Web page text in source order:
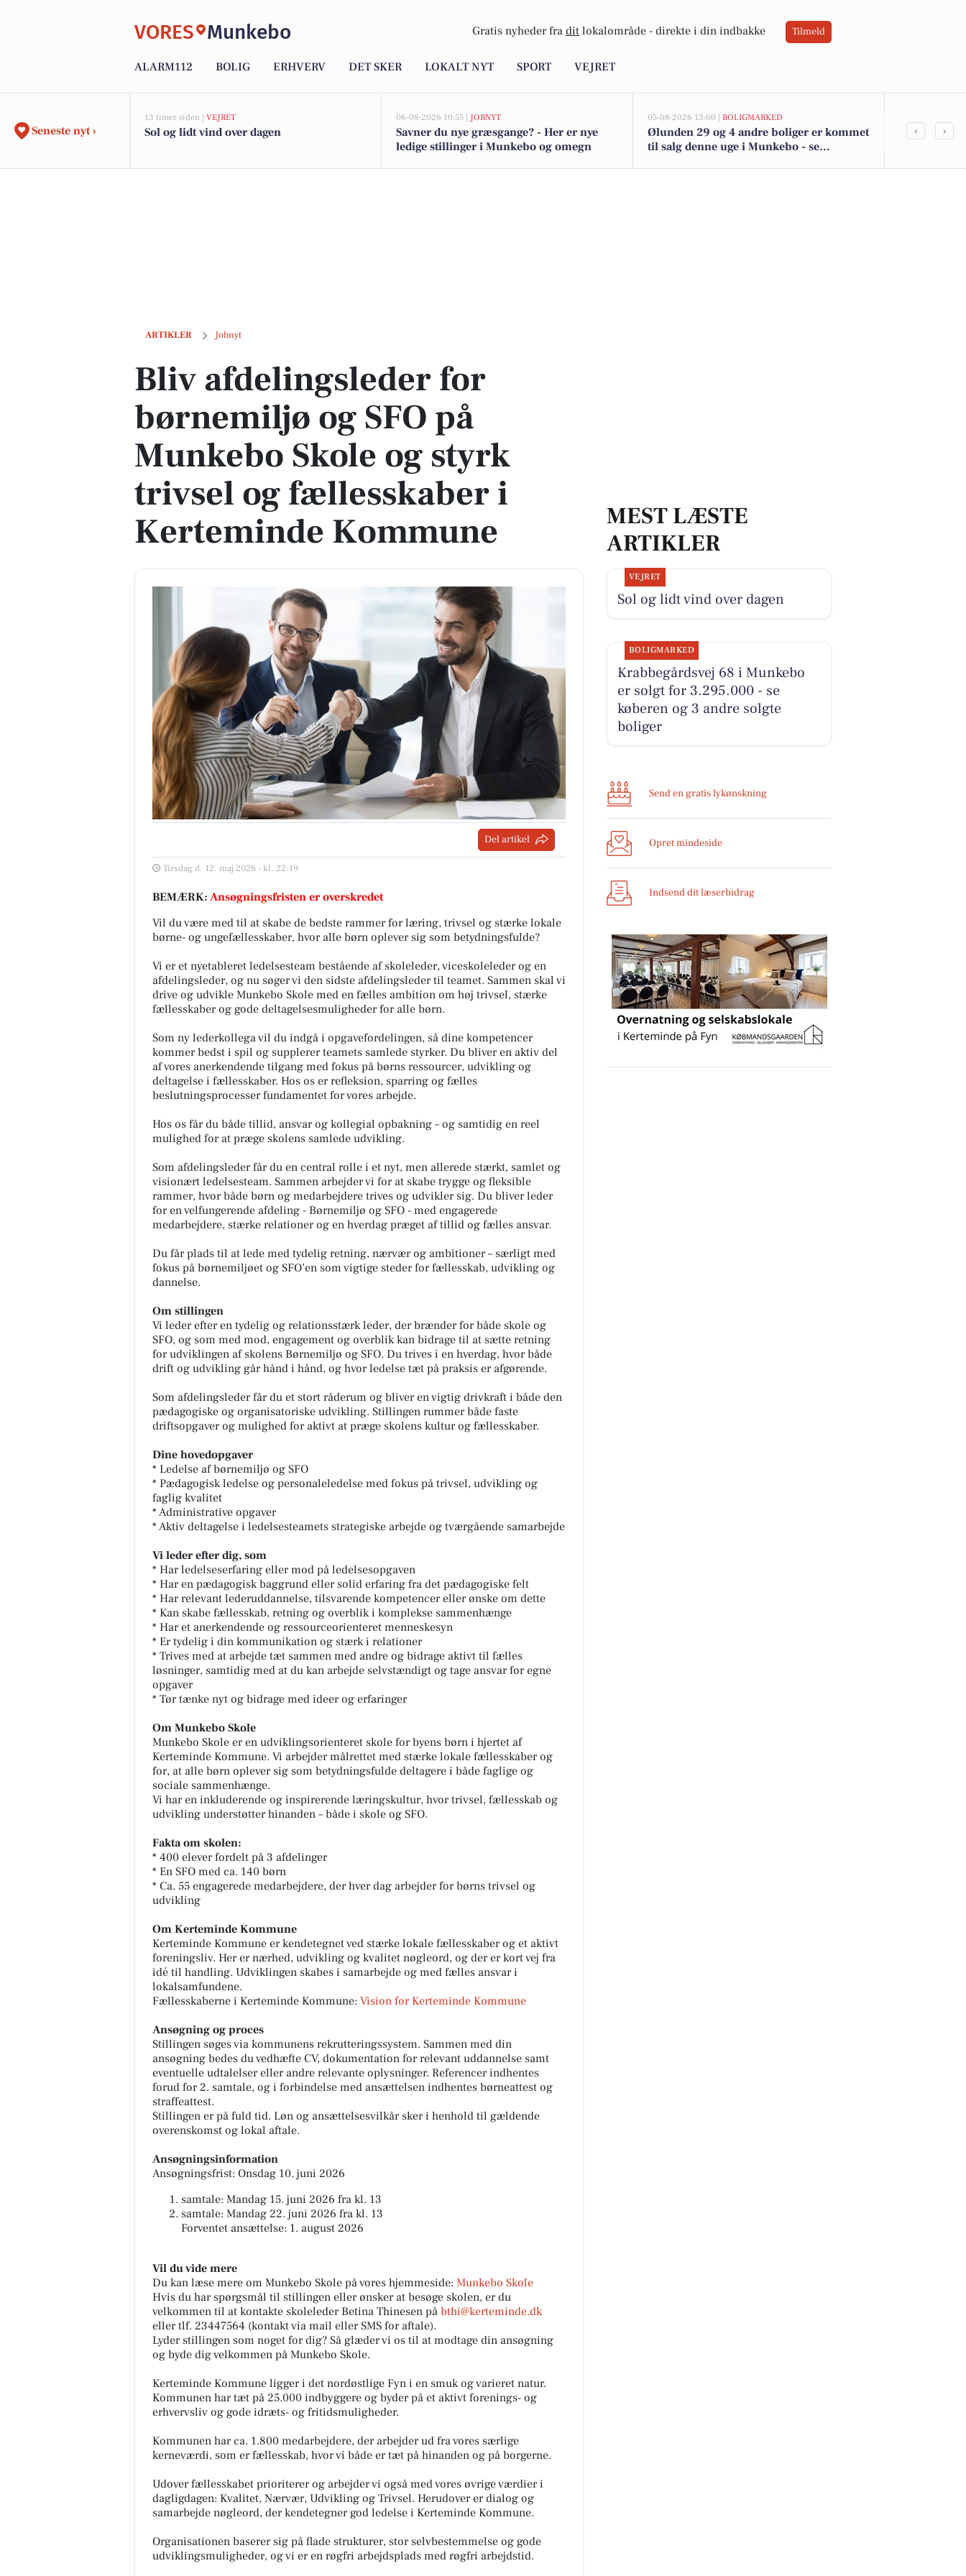
VORES Munkebo Gratis nyheder fra dit lokalområde - direkte i din indbakke Tilmeld
ALARM112 BOLIG ERHVERV DET SKER LOKALT NYT SPORT VEJRET
Seneste nyt ›
13 timer siden | VEJRET
Sol og lidt vind over dagen
06-08-2026 10:55 | JOBNYT
Savner du nye græsgange? - Her er nye
ledige stillinger i Munkebo og omegn
05-08-2026 13:00 | BOLIGMARKED
Ølunden 29 og 4 andre boliger er kommet
til salg denne uge i Munkebo - se
Top 6 over
‹ ›
ARTIKLER Jobnyt
Bliv afdelingsleder for børnemiljø og SFO på Munkebo Skole og styrk trivsel og fællesskaber i Kerteminde Kommune
Bliv afdelingsleder for
børnemiljø og SFO på
Munkebo Skole og styrk
trivsel og fællesskaber i
Kerteminde Kommune
Del artikel
Tirsdag d. 12. maj 2026 - kl. 22:19
BEMÆRK: Ansøgningsfristen er overskredet
Vil du være med til at skabe de bedste rammer for læring, trivsel og stærke lokale
børne- og ungefællesskaber, hvor alle børn oplever sig som betydningsfulde?
Vi er et nyetableret ledelsesteam bestående af skoleleder, viceskoleleder og en
afdelingsleder, og nu søger vi den sidste afdelingsleder til teamet. Sammen skal vi
drive og udvikle Munkebo Skole med en fælles ambition om høj trivsel, stærke
fællesskaber og gode deltagelsesmuligheder for alle børn.
Som ny lederkollega vil du indgå i opgavefordelingen, så dine kompetencer
kommer bedst i spil og supplerer teamets samlede styrker. Du bliver en aktiv del
af vores anerkendende tilgang med fokus på børns ressourcer, udvikling og
deltagelse i fællesskaber. Hos os er refleksion, sparring og fælles
beslutningsprocesser fundamentet for vores arbejde.
Hos os får du både tillid, ansvar og kollegial opbakning – og samtidig en reel
mulighed for at præge skolens samlede udvikling.
Som afdelingsleder får du en central rolle i et nyt, men allerede stærkt, samlet og
visionært ledelsesteam. Sammen arbejder vi for at skabe trygge og fleksible
rammer, hvor både børn og medarbejdere trives og udvikler sig. Du bliver leder
for en velfungerende afdeling - Børnemiljø og SFO - med engagerede
medarbejdere, stærke relationer og en hverdag præget af tillid og fælles ansvar.
Du får plads til at lede med tydelig retning, nærvær og ambitioner – særligt med
fokus på børnemiljøet og SFO’en som vigtige steder for fællesskab, udvikling og
dannelse.
Om stillingen
Vi leder efter en tydelig og relationsstærk leder, der brænder for både skole og
SFO, og som med mod, engagement og overblik kan bidrage til at sætte retning
for udviklingen af skolens Børnemiljø og SFO. Du trives i en hverdag, hvor både
drift og udvikling går hånd i hånd, og hvor ledelse tæt på praksis er afgørende.
Som afdelingsleder får du et stort råderum og bliver en vigtig drivkraft i både den
pædagogiske og organisatoriske udvikling. Stillingen rummer både faste
driftsopgaver og mulighed for aktivt at præge skolens kultur og fællesskaber.
Dine hovedopgaver
* Ledelse af børnemiljø og SFO
* Pædagogisk ledelse og personaleledelse med fokus på trivsel, udvikling og
faglig kvalitet
* Administrative opgaver
* Aktiv deltagelse i ledelsesteamets strategiske arbejde og tværgående samarbejde
Vi leder efter dig, som
* Har ledelseserfaring eller mod på ledelsesopgaven
* Har en pædagogisk baggrund eller solid erfaring fra det pædagogiske felt
* Har relevant lederuddannelse, tilsvarende kompetencer eller ønske om dette
* Kan skabe fællesskab, retning og overblik i komplekse sammenhænge
* Har et anerkendende og ressourceorienteret menneskesyn
* Er tydelig i din kommunikation og stærk i relationer
* Trives med at arbejde tæt sammen med andre og bidrage aktivt til fælles
løsninger, samtidig med at du kan arbejde selvstændigt og tage ansvar for egne
opgaver
* Tør tænke nyt og bidrage med ideer og erfaringer
Om Munkebo Skole
Munkebo Skole er en udviklingsorienteret skole for byens børn i hjertet af
Kerteminde Kommune. Vi arbejder målrettet med stærke lokale fællesskaber og
for, at alle børn oplever sig som betydningsfulde deltagere i både faglige og
sociale sammenhænge.
Vi har en inkluderende og inspirerende læringskultur, hvor trivsel, fællesskab og
udvikling understøtter hinanden – både i skole og SFO.
Fakta om skolen:
* 400 elever fordelt på 3 afdelinger
* En SFO med ca. 140 børn
* Ca. 55 engagerede medarbejdere, der hver dag arbejder for børns trivsel og
udvikling
Om Kerteminde Kommune
Kerteminde Kommune er kendetegnet ved stærke lokale fællesskaber og et aktivt
foreningsliv. Her er nærhed, udvikling og kvalitet nøgleord, og der er kort vej fra
idé til handling. Udviklingen skabes i samarbejde og med fælles ansvar i
lokalsamfundene.
Fællesskaberne i Kerteminde Kommune: Vision for Kerteminde Kommune
Ansøgning og proces
Stillingen søges via kommunens rekrutteringssystem. Sammen med din
ansøgning bedes du vedhæfte CV, dokumentation for relevant uddannelse samt
eventuelle udtalelser eller andre relevante oplysninger. Referencer indhentes
forud for 2. samtale, og i forbindelse med ansættelsen indhentes børneattest og
straffeattest.
Stillingen er på fuld tid. Løn og ansættelsesvilkår sker i henhold til gældende
overenskomst og lokal aftale.
Ansøgningsinformation
Ansøgningsfrist: Onsdag 10. juni 2026
samtale: Mandag 15. juni 2026 fra kl. 13
samtale: Mandag 22. juni 2026 fra kl. 13
Forventet ansættelse: 1. august 2026
Vil du vide mere
Du kan læse mere om Munkebo Skole på vores hjemmeside: Munkebo Skole
Hvis du har spørgsmål til stillingen eller ønsker at besøge skolen, er du
velkommen til at kontakte skoleleder Betina Thinesen på bthi@kerteminde.dk
eller tlf. 23447564 (kontakt via mail eller SMS for aftale).
Lyder stillingen som noget for dig? Så glæder vi os til at modtage din ansøgning
og byde dig velkommen på Munkebo Skole.
Kerteminde Kommune ligger i det nordøstlige Fyn i en smuk og varieret natur.
Kommunen har tæt på 25.000 indbyggere og byder på et aktivt forenings- og
erhvervsliv og gode idræts- og fritidsmuligheder.
Kommunen har ca. 1.800 medarbejdere, der arbejder ud fra vores særlige
kerneværdi, som er fællesskab, hvor vi både er tæt på hinanden og på borgerne.
Udover fællesskabet prioriterer og arbejder vi også med vores øvrige værdier i
dagligdagen: Kvalitet, Nærvær, Udvikling og Trivsel. Herudover er dialog og
samarbejde nøgleord, der kendetegner god ledelse i Kerteminde Kommune.
Organisationen baserer sig på flade strukturer, stor selvbestemmelse og gode
udviklingsmuligheder, og vi er en røgfri arbejdsplads med røgfri arbejdstid.
MEST LÆSTE
ARTIKLER
VEJRET
Sol og lidt vind over dagen
BOLIGMARKED
Krabbegårdsvej 68 i Munkebo
er solgt for 3.295.000 - se
køberen og 3 andre solgte
boliger
Send en gratis lykønskning
Opret mindeside
Indsend dit læserbidrag